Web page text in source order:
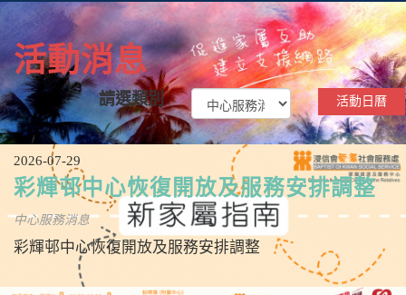
o
n
活動消息
請選類別 活動日曆
2026-07-29
彩輝邨中心恢復開放及服務安排調整
中心服務消息
彩輝邨中心恢復開放及服務安排調整